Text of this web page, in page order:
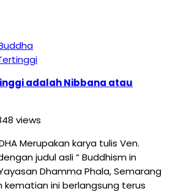
adalah Nibbana atau
views
Merupakan karya tulis Ven.
judul asli “ Buddhism in
Dhamma Phala, Semarang
kematian ini berlangsung terus